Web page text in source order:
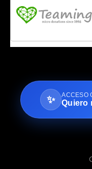
✨ ACCESO
Quiero